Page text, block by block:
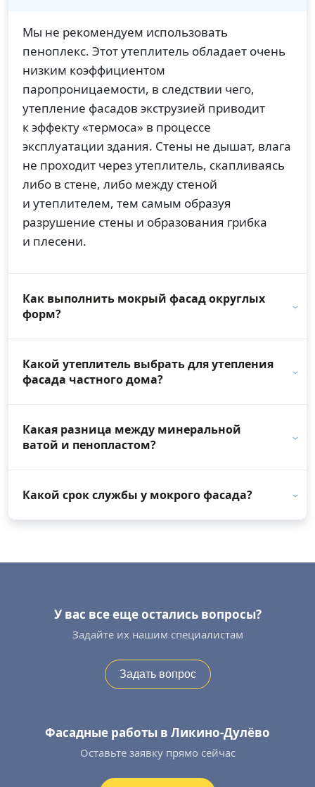
Мы не рекомендуем использовать
пеноплекс. Этот утеплитель обладает очень
низким коэффициентом
паропроницаемости, в следствии чего,
утепление фасадов экструзией приводит
к эффекту «термоса» в процессе
эксплуатации здания. Стены не дышат, влага
не проходит через утеплитель, скапливаясь
либо в стене, либо между стеной
и утеплителем, тем самым образуя
разрушение стены и образования грибка
и плесени.
Как выполнить мокрый фасад округлых
форм?
Какой утеплитель выбрать для утепления
фасада частного дома?
Какая разница между минеральной
ватой и пенопластом?
Какой срок службы у мокрого фасада?
У вас все еще остались вопросы?
Задайте их нашим специалистам
Задать вопрос
Фасадные работы в Ликино-Дулёво
Оставьте заявку прямо сейчас